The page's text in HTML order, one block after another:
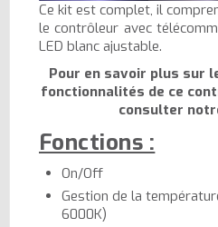
Ce kit est complet, il
le contrôleur avec
LED blanc ajustable.
Pour en savoir plus sur
fonctionnalités de ce
consulter
Fonctions :
On/Off
Gestion de la
6000K)